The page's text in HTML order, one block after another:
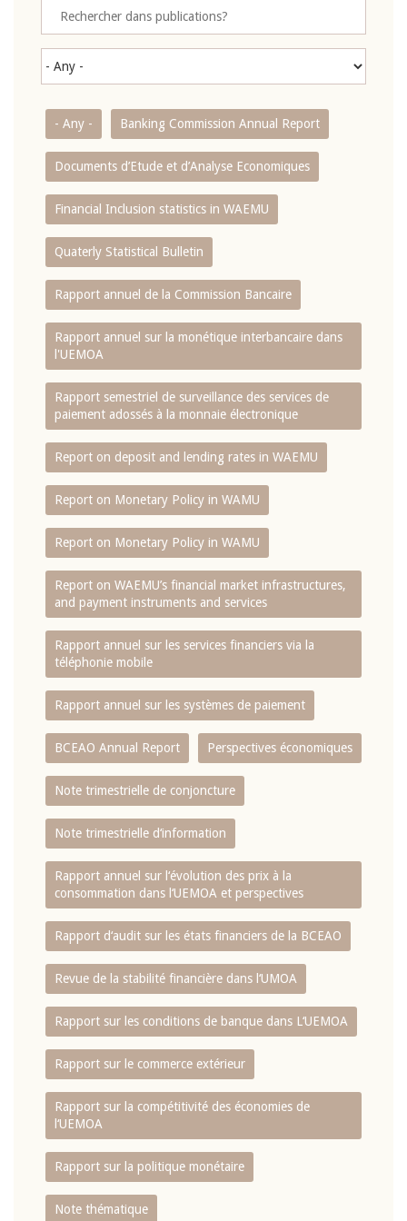
- Any - Banking Commission Annual Report
Documents d’Etude et d’Analyse Economiques
Financial Inclusion statistics in WAEMU
Quaterly Statistical Bulletin
Rapport annuel de la Commission Bancaire
Rapport annuel sur la monétique interbancaire dans
l'UEMOA
Rapport semestriel de surveillance des services de
paiement adossés à la monnaie électronique
Report on deposit and lending rates in WAEMU
Report on Monetary Policy in WAMU
Report on Monetary Policy in WAMU
Report on WAEMU’s financial market infrastructures,
and payment instruments and services
Rapport annuel sur les services financiers via la
téléphonie mobile
Rapport annuel sur les systèmes de paiement
BCEAO Annual Report Perspectives économiques
Note trimestrielle de conjoncture
Note trimestrielle d‘information
Rapport annuel sur l‘évolution des prix à la
consommation dans l‘UEMOA et perspectives
Rapport d‘audit sur les états financiers de la BCEAO
Revue de la stabilité financière dans l‘UMOA
Rapport sur les conditions de banque dans L‘UEMOA
Rapport sur le commerce extérieur
Rapport sur la compétitivité des économies de
l‘UEMOA
Rapport sur la politique monétaire
Note thématique